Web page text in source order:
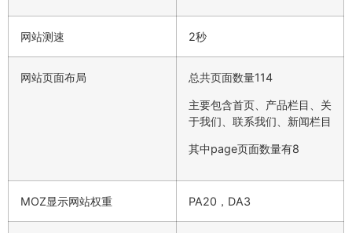
网站测速 2秒
网站页面布局 总共页面数量114
主要包含首页、产品栏目、关
于我们、联系我们、新闻栏目
其中page页面数量有8
MOZ显示网站权重 PA20，DA3